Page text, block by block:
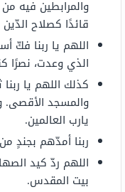
والمرابطين فيه
قائدًا كصلاح
اللهم يا ربنا فكّ
الذي وعدت، نصرًا
كذلك اللهم يا
والمسجد الأقصى.
يارب العالمين.
ربنا أمدّهم بجندٍ
اللهم ردّ كيد
بيت المقدس.